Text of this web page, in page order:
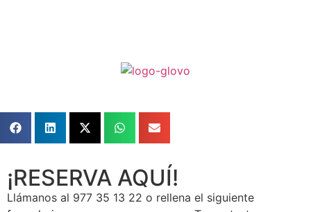
¡RESERVA AQUÍ!
Llámanos al 977 35 13 22 o rellena el siguiente